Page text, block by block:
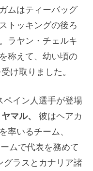
ムはティーバッグ
トッキングの後ろ
ラヤン・チェルキ
称えて、幼い頃の
け取りました。
ペイン人選手が登場
マル、 彼はヘアカ
率いるチーム、
ムで代表を務めて
グラスとカナリア諸